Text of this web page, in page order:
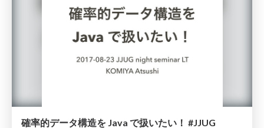
確率的データ構造を Java で扱いたい！ #JJUG